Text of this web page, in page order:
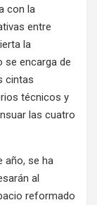
con la
entre
la
se encarga de
cintas
técnicos y
las cuatro
año, se ha
al
reformado